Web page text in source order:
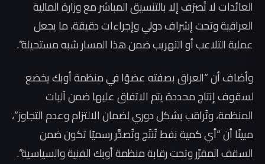
العائدات لا تُصرَف إلا بالتنسيق المباشر مع وزارة المالية
العراقية وتحت إشراف دولي وإجراءات دقيقة، ما يجعل
عملية التلاعب أو التهريب ضمن هذا المسار شبه مستحيلة”.
وأضاف أن “العراق بصفته عضوًا في منظمة أوبك يخضع
لسقوف إنتاج محددة يتم الاتفاق عليها ضمن آليات
المنظمة، وتُراقب بشكل دوري لضمان الالتزام وعدم التجاوز”،
مبينًا أن “أي كمية نفط تُنتَج وتُصدَّر رسميًا تكون ضمن
السقف المقرّر وتحت رقابة منظمة أوبك الفنية والسياسية”.